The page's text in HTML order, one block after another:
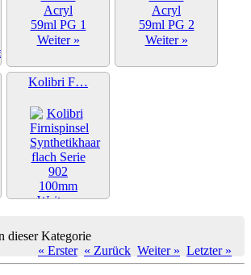
Weiter » Weiter »
Kolibri F…
Weiter »
dieser Kategorie
« Erster « Zurück Weiter » Letzter »